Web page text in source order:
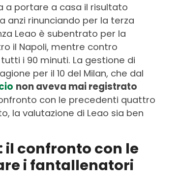
a portare a casa il risultato
anzi rinunciando per la terza
Leao è subentrato per la
il Napoli, mentre contro
i 90 minuti. La gestione di
per il 10 del Milan, che dal
non aveva mai registrato
con le precedenti quattro
la valutazione di Leao sia ben
il confronto con le
i fantallenatori